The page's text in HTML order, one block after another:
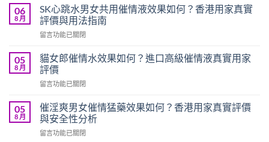
情
液
評
價
何？
香
用
真
實
使
滴
歡
偉
姐
藥
效
果
如
女
用
騷
06
8 月
SK心跳水男女共用催情液效果如何？香港用家真實
評價與用法指南
在
心
跳
水
男
共
用
催
情
留言功能已關閉
05
8 月
貓女郎催情水效果如何？進口高級催情液真實用家
評價
在
女
郎
催
情
留言功能已關閉
05
8 月
催淫爽男女催情猛藥效果如何？香港用家真實評價
與安全性分析
在
留言功能已關閉